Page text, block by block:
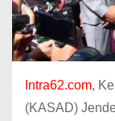
Intra62.com,
(KASAD)